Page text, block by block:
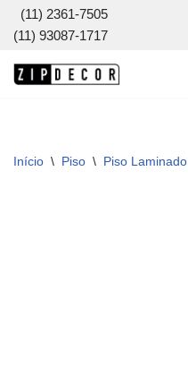
Pular
para
(11) 2361-7505
(11) 93087-1717
Início \ Piso \ Piso Laminado